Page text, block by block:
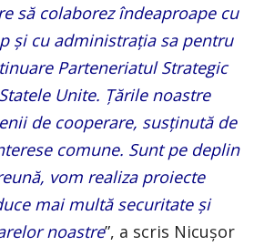
să colaborez îndeaproape cu
şi cu administraţia sa pentru
Parteneriatul Strategic
Unite. Ţările noastre
de cooperare, susţinută de
comune. Sunt pe deplin
vom realiza proiecte
mai multă securitate şi
noastre”, a scris Nicuşor